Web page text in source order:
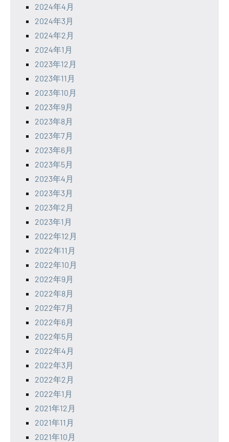
2024年4月
2024年3月
2024年2月
2024年1月
2023年12月
2023年11月
2023年10月
2023年9月
2023年8月
2023年7月
2023年6月
2023年5月
2023年4月
2023年3月
2023年2月
2023年1月
2022年12月
2022年11月
2022年10月
2022年9月
2022年8月
2022年7月
2022年6月
2022年5月
2022年4月
2022年3月
2022年2月
2022年1月
2021年12月
2021年11月
2021年10月